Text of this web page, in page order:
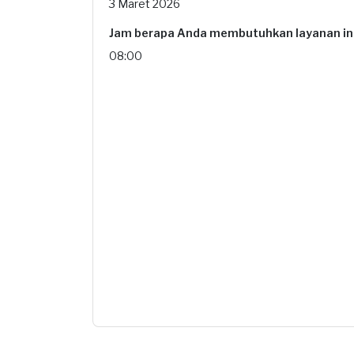
3 Maret 2026
Jam berapa Anda membutuhkan layanan
08:00